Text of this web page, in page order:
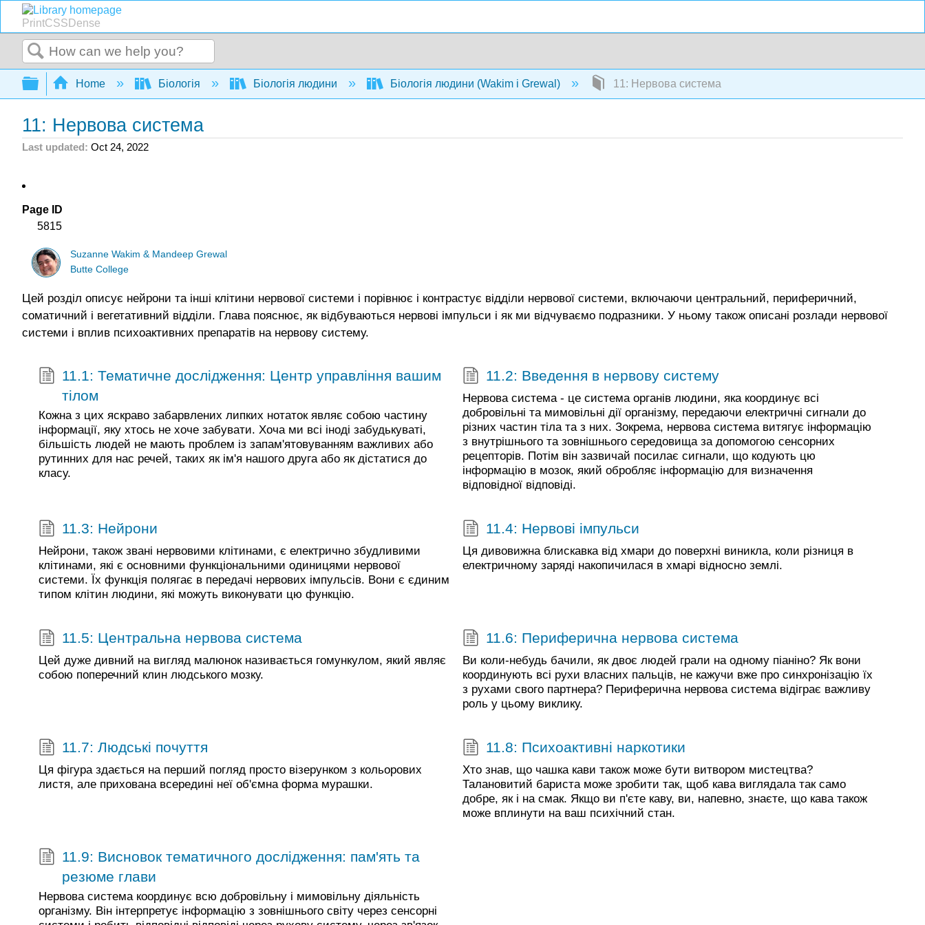
PrintCSSDense
Search
Expand/collapse global hierarchy
Home Біологія Біологія людини Біологія людини (Wakim і Grewal) 11: Нервова система
11: Нервова система
Last updated Oct 24, 2022
Page ID
5815
Suzanne Wakim & Mandeep Grewal
Butte College
Цей розділ описує нейрони та інші клітини нервової системи і порівнює і контрастує відділи нервової системи, включаючи центральний, периферичний,
соматичний і вегетативний відділи. Глава пояснює, як відбуваються нервові імпульси і як ми відчуваємо подразники. У ньому також описані розлади нервової
системи і вплив психоактивних препаратів на нервову систему.
11.1: Тематичне дослідження: Центр управління вашим
тілом
Кожна з цих яскраво забарвлених липких нотаток являє собою частину
інформації, яку хтось не хоче забувати. Хоча ми всі іноді забудькуваті,
більшість людей не мають проблем із запам'ятовуванням важливих або
рутинних для нас речей, таких як ім'я нашого друга або як дістатися до
класу.
11.2: Введення в нервову систему
Нервова система - це система органів людини, яка координує всі
добровільні та мимовільні дії організму, передаючи електричні сигнали до
різних частин тіла та з них. Зокрема, нервова система витягує інформацію
з внутрішнього та зовнішнього середовища за допомогою сенсорних
рецепторів. Потім він зазвичай посилає сигнали, що кодують цю
інформацію в мозок, який обробляє інформацію для визначення
відповідної відповіді.
11.3: Нейрони
Нейрони, також звані нервовими клітинами, є електрично збудливими
клітинами, які є основними функціональними одиницями нервової
системи. Їх функція полягає в передачі нервових імпульсів. Вони є єдиним
типом клітин людини, які можуть виконувати цю функцію.
11.4: Нервові імпульси
Ця дивовижна блискавка від хмари до поверхні виникла, коли різниця в
електричному заряді накопичилася в хмарі відносно землі.
11.5: Центральна нервова система
Цей дуже дивний на вигляд малюнок називається гомункулом, який являє
собою поперечний клин людського мозку.
11.6: Периферична нервова система
Ви коли-небудь бачили, як двоє людей грали на одному піаніно? Як вони
координують всі рухи власних пальців, не кажучи вже про синхронізацію їх
з рухами свого партнера? Периферична нервова система відіграє важливу
роль у цьому виклику.
11.7: Людські почуття
Ця фігура здається на перший погляд просто візерунком з кольорових
листя, але прихована всередині неї об'ємна форма мурашки.
11.8: Психоактивні наркотики
Хто знав, що чашка кави також може бути витвором мистецтва?
Талановитий бариста може зробити так, щоб кава виглядала так само
добре, як і на смак. Якщо ви п'єте каву, ви, напевно, знаєте, що кава також
може вплинути на ваш психічний стан.
11.9: Висновок тематичного дослідження: пам'ять та
резюме глави
Нервова система координує всю добровільну і мимовільну діяльність
організму. Він інтерпретує інформацію з зовнішнього світу через сенсорні